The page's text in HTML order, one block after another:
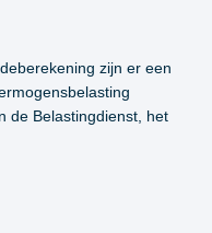
zijn er een
de Belastingdienst, het